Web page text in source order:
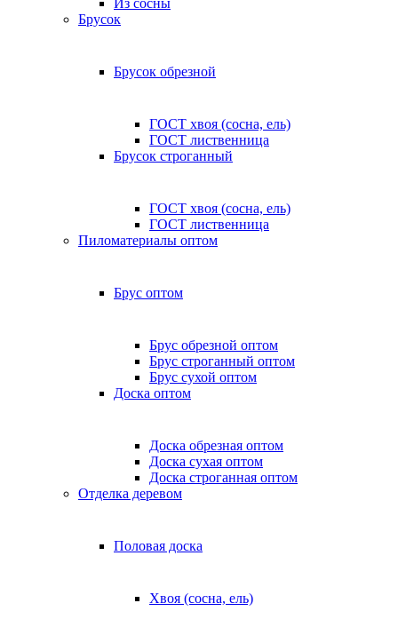
Из сосны
Брусок
Брусок обрезной
ГОСТ хвоя (сосна, ель)
ГОСТ лиственница
Брусок строганный
ГОСТ хвоя (сосна, ель)
ГОСТ лиственница
Пиломатериалы оптом
Брус оптом
Брус обрезной оптом
Брус строганный оптом
Брус сухой оптом
Доска оптом
Доска обрезная оптом
Доска сухая оптом
Доска строганная оптом
Отделка деревом
Половая доска
Хвоя (сосна, ель)